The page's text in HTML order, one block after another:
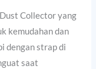
Collector yang
kemudahan dan
dengan strap di
saat